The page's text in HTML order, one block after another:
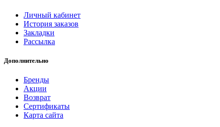
Личный кабинет
История заказов
Закладки
Рассылка
Дополнительно
Бренды
Акции
Возврат
Сертификаты
Карта сайта